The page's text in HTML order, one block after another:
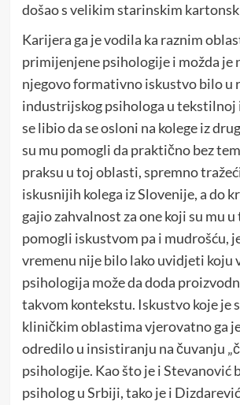
došao s velikim starinskim
Karijera ga je vodila ka raznim
primijenjene psihologije i možda je
njegovo formativno iskustvo bilo u
industrijskog psihologa u
se libio da se osloni na kolege iz
su mu pomogli da praktično bez
praksu u toj oblasti, spremno
iskusnijih kolega iz Slovenije, a do
gajio zahvalnost za one koji su mu
pomogli iskustvom pa i mudrošću,
vremenu nije bilo lako uvidjeti koju
psihologija može da doda
takvom kontekstu. Iskustvo koje je
kliničkim oblastima vjerovatno ga
odredilo u insistiranju na čuvanju
psihologije. Kao što je i Stevanović
psiholog u Srbiji, tako je i